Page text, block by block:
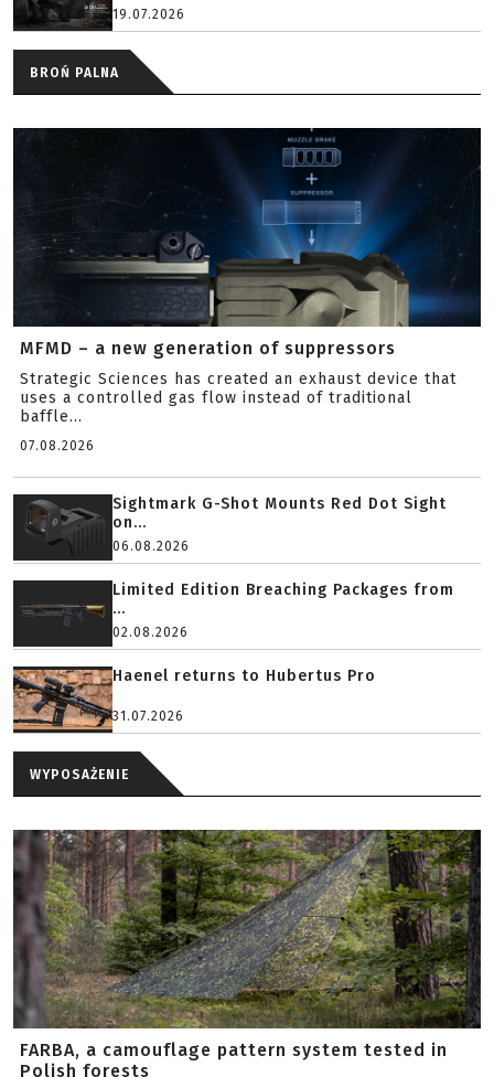
19.07.2026
BROŃ PALNA
MFMD – a new generation of suppressors
Strategic Sciences has created an exhaust device that
uses a controlled gas flow instead of traditional
baffle...
07.08.2026
Sightmark G-Shot Mounts Red Dot Sight
on...
06.08.2026
Limited Edition Breaching Packages from
...
02.08.2026
Haenel returns to Hubertus Pro
31.07.2026
WYPOSAŻENIE
FARBA, a camouflage pattern system tested in
Polish forests